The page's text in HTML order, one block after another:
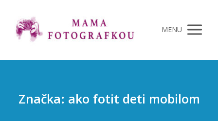
MENU
Značka: ako fotit deti mobilom